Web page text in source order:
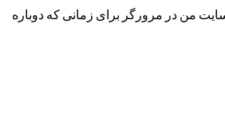
من در مرورگر برای زمانی که دوباره